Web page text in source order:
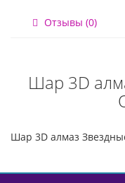
Отзывы (0)
Шар 3D
Шар 3D алмаз